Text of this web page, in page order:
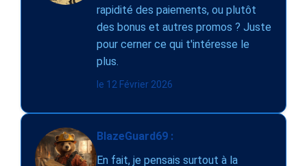
rapidité des paiements, ou plutôt
des bonus et autres promos ? Juste
pour cerner ce qui t'intéresse le
plus.
le 12 Février 2026
BlazeGuard69 :
En fait, je pensais surtout à la